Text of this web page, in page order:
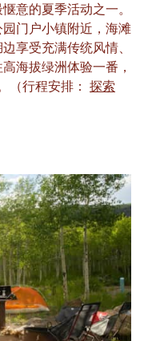
意的夏季活动之一。
门户小镇附近，海滩
享受充满传统风情、
海拔绿洲体验一番，
（行程安排： 探索